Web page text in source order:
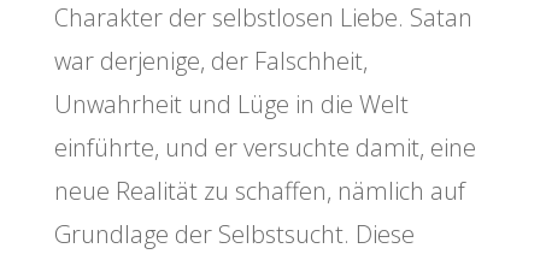
Charakter der selbstlosen Liebe. Satan
war derjenige, der Falschheit,
Unwahrheit und Lüge in die Welt
einführte, und er versuchte damit, eine
neue Realität zu schaffen, nämlich auf
Grundlage der Selbstsucht. Diese